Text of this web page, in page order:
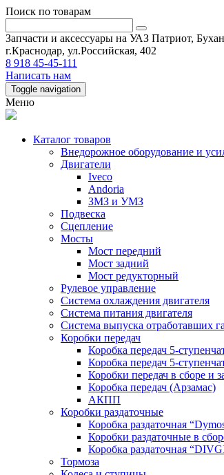
Поиск по товарам
Запчасти и аксессуары на УАЗ Патриот,
г.Краснодар, ул.Российская, 402
8 918 45-45-111
Написать нам
Toggle navigation
Меню
Каталог товаров
Внедорожное оборудование и
Двигатели
Iveco
Andoria
ЗМЗ и УМЗ
Подвеска
Сцепление
Мосты
Мост передний
Мост задний
Мост редукторный
Рулевое управление
Система охлаждения двигателя
Система питания двигателя
Система выпуска отработавших
Коробки передач
Коробка передач 5-
Коробка передач 5-
Коробки передач в сборе и
Коробка передач (Арзамас)
АКПП
Коробки раздаточные
Коробка раздаточная
Коробки раздаточные в
Коробка раздаточная
Тормоза